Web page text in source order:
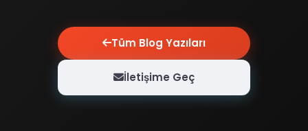
Tüm Blog Yazıları
İletişime Geç